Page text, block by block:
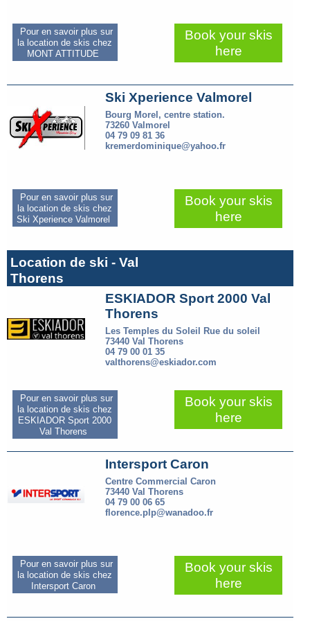
Pour en savoir plus sur
la location de skis chez
MONT ATTITUDE
Book your skis
here
Ski Xperience Valmorel
Bourg Morel, centre station.
73260 Valmorel
04 79 09 81 36
kremerdominique@yahoo.fr
Pour en savoir plus sur
la location de skis chez
Ski Xperience Valmorel
Book your skis
here
Location de ski - Val
Thorens
ESKIADOR Sport 2000 Val
Thorens
Les Temples du Soleil Rue du soleil
73440 Val Thorens
04 79 00 01 35
valthorens@eskiador.com
Pour en savoir plus sur
la location de skis chez
ESKIADOR Sport 2000
Val Thorens
Book your skis
here
Intersport Caron
Centre Commercial Caron
73440 Val Thorens
04 79 00 06 65
florence.plp@wanadoo.fr
Pour en savoir plus sur
la location de skis chez
Intersport Caron
Book your skis
here